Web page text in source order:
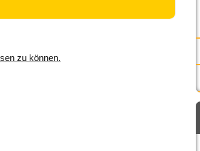
zu können.